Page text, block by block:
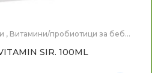
, Витамини/пробиотици за бебе
SIR. 100ML